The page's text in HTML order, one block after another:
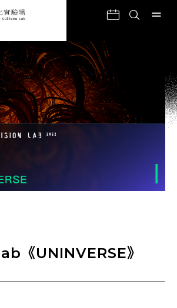
《UNINVERSE》